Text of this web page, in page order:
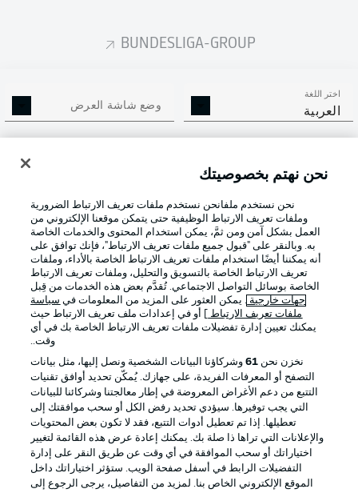
BUNDESLIGA-GROUP
اختر اللغة
العربية وضع شاشة العرض
تسجيل الدخول
Football as it's meant to be
تطبيق الدوري الألماني
Official Partners
نحن نهتم بخصوصيتك
نحن نستخدم ملفانحن نستخدم ملفات تعريف الارتباط الضرورية
وملفات تعريف الارتباط الوظيفية حتى يتمكن موقعنا الإلكتروني من
العمل بشكل آمن ومن ثمَّ، يمكن استخدام المحتوى والخدمات الخاصة
به. وبالنقر على "قبول جميع ملفات تعريف الارتباط"، فإنك توافق على
أنه يمكننا أيضًا استخدام ملفات تعريف الارتباط الخاصة بالأداء، وملفات
تعريف الارتباط الخاصة بالتسويق والتحليل، وملفات تعريف الارتباط
الخاصة بوسائل التواصل الاجتماعي. تُقدَّم بعض هذه الخدمات من قِبل
جهات خارجية . يمكن العثور على المزيد من المعلومات في سياسة
ملفات تعريف الارتباط
] أو في إعدادات ملف تعريف الارتباط حيث
يمكنك تعيين إدارة تفضيلات ملفات تعريف الارتباط الخاصة بك في أي
وقت..
نخزن نحن 61وشركاؤنا البيانات الشخصية ونصل إليها، مثل بيانات
التصفح أو المعرفات الفريدة، على جهازك. يُمكّن تحديد أوافق تقنيات
التتبع من دعم الأغراض المعروضة في إطار معالجتنا وشركائنا للبيانات
التي يجب توفيرها. سيؤدي تحديد رفض الكل أو سحب موافقتك إلى
تعطيلها. إذا تم تعطيل أدوات التتبع، فقد لا تكون بعض المحتويات
والإعلانات التي تراها ذا صلة بك. يمكنك إعادة عرض هذه القائمة لتغيير
اختياراتك أو سحب الموافقة في أي وقت عن طريق النقر على إدارة
التفضيلات الرابط في أسفل صفحة الويب. ستؤثر اختياراتك داخل
الموقع الإلكتروني الخاص بنا. لمزيد من التفاصيل، يرجى الرجوع إلى